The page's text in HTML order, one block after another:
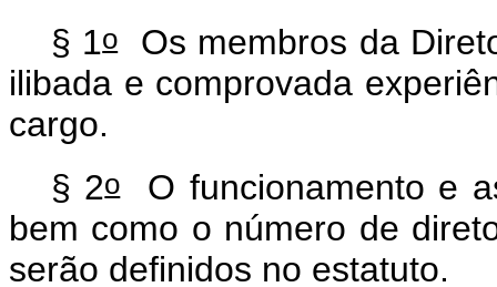
§ 1oOs membros da
ilibada e comprovada
cargo.
§ 2oO funcionamento e
bem como o número de
serão definidos no estatuto.